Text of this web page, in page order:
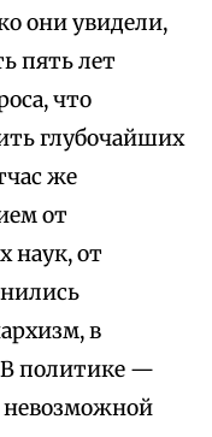
они увидели,
пять лет
что
глубочайших
же
от
наук, от
в
В политике —
невозможной